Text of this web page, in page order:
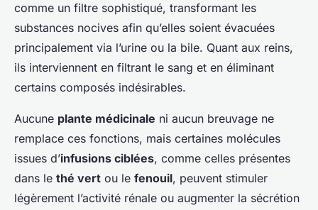
comme un filtre sophistiqué, transformant les
substances nocives afin qu’elles soient évacuées
principalement via l’urine ou la bile. Quant aux reins,
ils interviennent en filtrant le sang et en éliminant
certains composés indésirables.
Aucune plante médicinale ni aucun breuvage ne
remplace ces fonctions, mais certaines molécules
issues d’infusions ciblées, comme celles présentes
dans le thé vert ou le fenouil, peuvent stimuler
légèrement l’activité rénale ou augmenter la sécrétion